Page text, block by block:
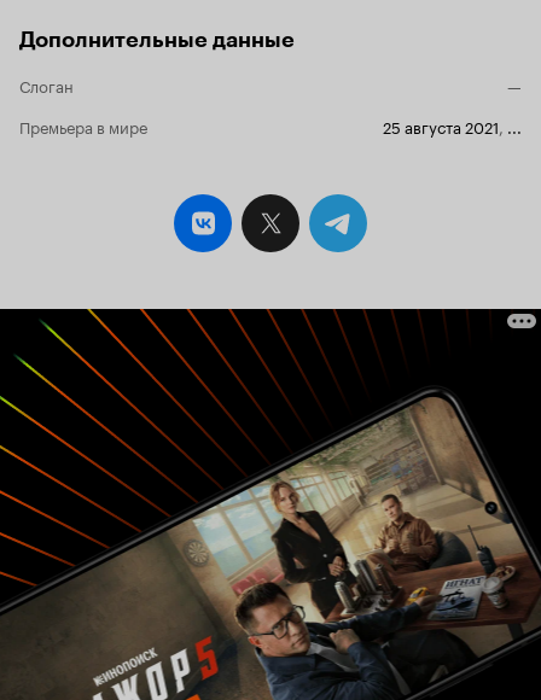
последнее время я посмотрела уже второй
сосредоточенному на своей главной героине,
того, даже оригинальное название – The box –
«Коробка» означает не только помещение
полицейского участка, где случаются
трагические события, но, смею предположить,
голову главной героини – черепную коробку, а
Основные акценты, необходимые для
осознания сериала, расставляет уже первая
серия, представляя Шерон Пичи «королевой
допросной», идеальной и фанатичной
сотрудницей с идеальной прической («волосок
к волоску») и не менее идеальной семьей. То,
что происходит с ней в дальнейшем, вся ее
одержимость, граничащая с реальным
сумасшествием – прямое следствие
заявленной идеальности. Нераскрытое дело –
«скелет», который есть в шкафу у любого
полицейского – гораздо более тревожит
идеалиста-перфекциониста, чем протирателя
штанов с девяти до шести. Поэтому в главные
героини при всем разнообразии вариантов
выбрана она – наиболее внушаемая и наиболее
упертая. Однако, в этой теории тоже есть
недостаток: будучи полицейской, причем,
Дополнительные данные
Слоган
—
Премьера в мире
25 августа 2021, ...